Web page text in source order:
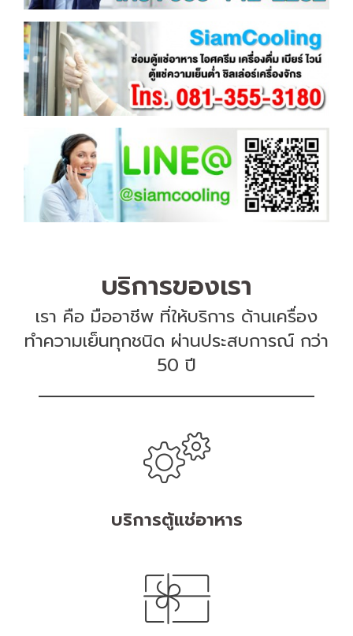
บริการของเรา
เรา คือ มืออาชีพ ที่ให้บริการ ด้านเครื่อง
ทำความเย็นทุกชนิด ผ่านประสบการณ์ กว่า
50 ปี
บริการตู้แช่อาหาร